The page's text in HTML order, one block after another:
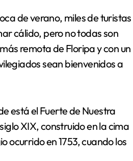
cálido, pero no todas son
remota de Floripa y con un
sean bienvenidos a
está el Fuerte de Nuestra
XIX, construido en la cima
ocurrido en 1753, cuando los